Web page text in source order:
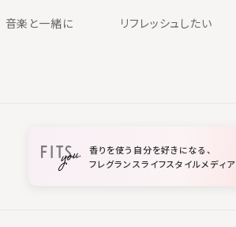
音楽と一緒に
リフレッシュしたい
香りを使う自分を好きになる、
フレグランスライフスタイルメディア